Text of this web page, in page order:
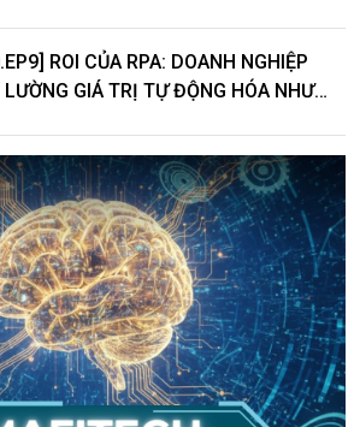
ROI CỦA RPA: DOANH NGHIỆP
GIÁ TRỊ TỰ ĐỘNG HÓA NHƯ